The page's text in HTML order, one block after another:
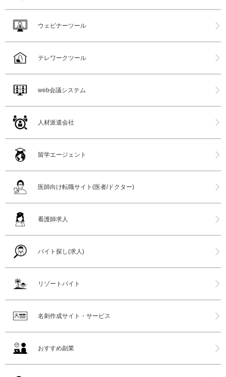
ウェビナーツール
テレワークツール
web会議システム
人材派遣会社
留学エージェント
医師向け転職サイト(医者/ドクター)
看護師求人
バイト探し(求人)
リゾートバイト
名刺作成サイト・サービス
おすすめ副業